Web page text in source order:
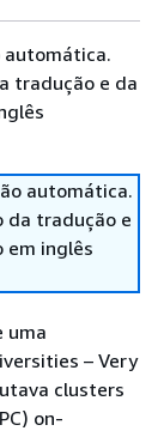
automática.
tradução e da
automática.
da tradução e
em inglês
uma
– Very
clusters
on-